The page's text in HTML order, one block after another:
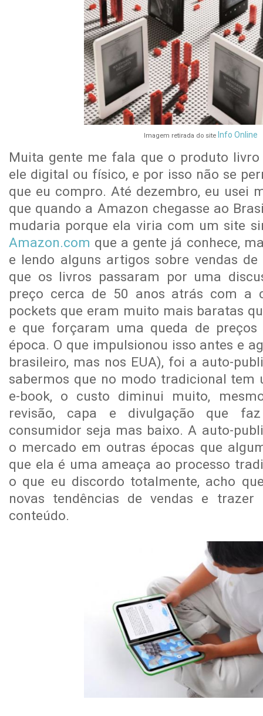
Imagem retirada do site Info Online
Muita gente me fala que o produto
ele digital ou físico, e por isso não se
que eu compro. Até dezembro, eu usei
que quando a Amazon chegasse ao
mudaria porque ela viria com um site
Amazon.com que a gente já conhece,
e lendo alguns artigos sobre vendas de
que os livros passaram por uma
preço cerca de 50 anos atrás com a
pockets que eram muito mais baratas
e que forçaram uma queda de preços
época. O que impulsionou isso antes e
brasileiro, mas nos EUA), foi a auto-
sabermos que no modo tradicional tem
e-book, o custo diminui muito,
revisão, capa e divulgação que
consumidor seja mas baixo. A auto-
o mercado em outras épocas que
que ela é uma ameaça ao processo
o que eu discordo totalmente, acho
novas tendências de vendas e trazer
conteúdo.